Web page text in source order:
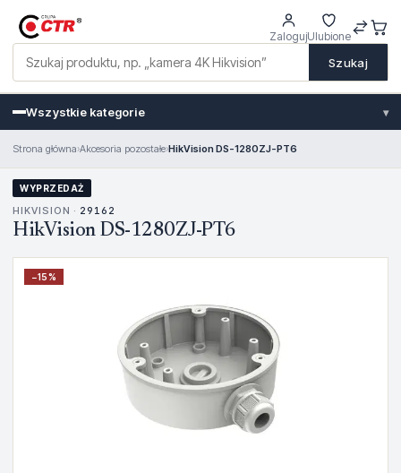
Szukaj
ZalogujUlubione
Wszystkie kategorie ▾
Strona główna›Akcesoria pozostałe›HikVision DS-1280ZJ-PT6
WYPRZEDAŻ
HIKVISION · 29162
HikVision DS-1280ZJ-PT6
−15%